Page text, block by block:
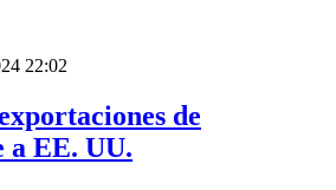
22:02
de
a EE. UU.